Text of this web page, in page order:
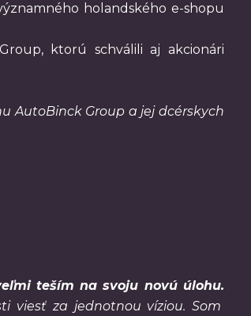
holandského e-shopu
ktorú schválili aj akcionári
AutoBinck Group a jej dcérskych
teším na svoju novú úlohu.
viesť za jednotnou víziou. Som